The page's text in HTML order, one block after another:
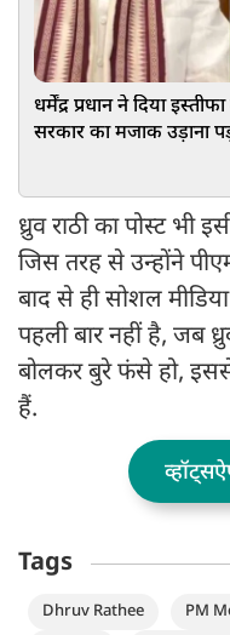
धर्मेंद्र प्रधान ने दिया
सरकार का मजाक उड़ाना
ध्रुव राठी का पोस्ट भी
जिस तरह से उन्होंने
बाद से ही सोशल
पहली बार नहीं है, जब
बोलकर बुरे फंसे हो,
हैं.
Tags
Dhruv Rathee PM